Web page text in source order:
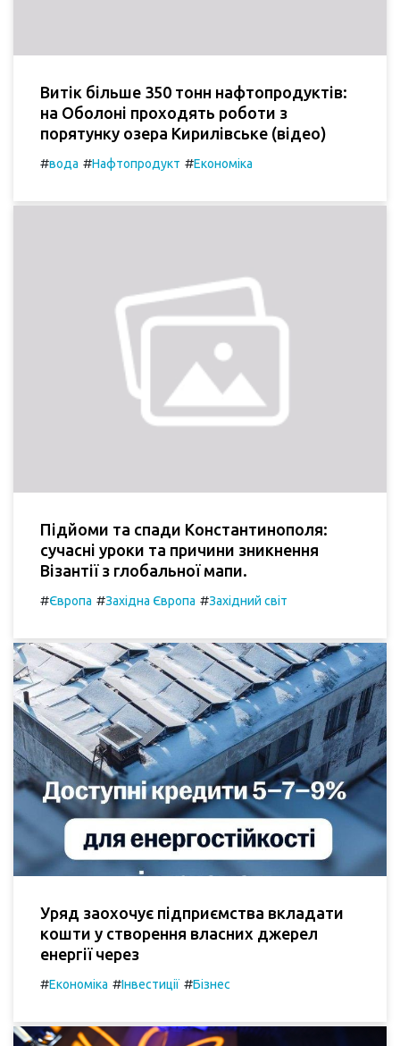
Витік більше 350 тонн нафтопродуктів:
на Оболоні проходять роботи з
порятунку озера Кирилівське (відео)
#вода #Нафтопродукт #Економіка
Підйоми та спади Константинополя:
сучасні уроки та причини зникнення
Візантії з глобальної мапи.
#Європа #Західна Європа #Західний світ
Уряд заохочує підприємства вкладати
кошти у створення власних джерел
енергії через
#Економіка #Інвестиції #Бізнес